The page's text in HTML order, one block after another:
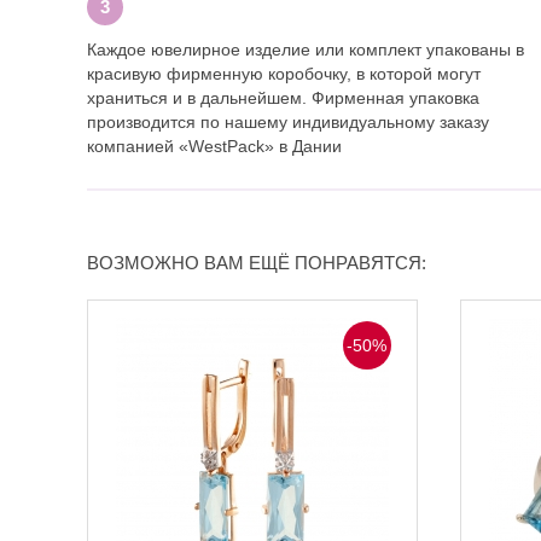
Каждое ювелирное изделие или комплект упакованы в
красивую фирменную коробочку, в которой могут
храниться и в дальнейшем. Фирменная упаковка
производится по нашему индивидуальному заказу
компанией «WestPack» в Дании
ВОЗМОЖНО ВАМ ЕЩЁ ПОНРАВЯТСЯ:
-50%